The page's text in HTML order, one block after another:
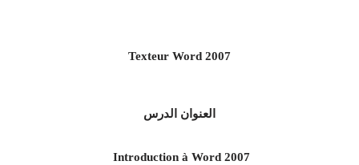
Texteur Word 2007
العنوان الدرس
Introduction à Word 2007